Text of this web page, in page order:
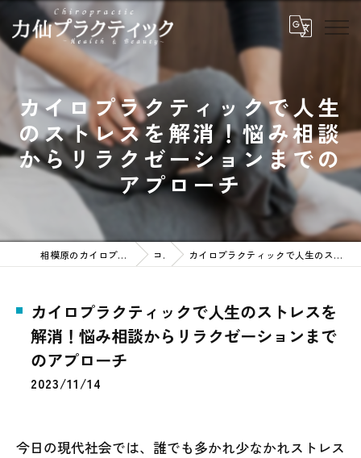
カイロプラクティックで人生
のストレスを解消！悩み相談
からリラクゼーションまでの
アプローチ
相模原のカイロプラクティックなら力仙プラクティック コラム カイロプラクティックで人生のストレスを解消！悩み相談からリラクゼーションまでのアプローチ
カイロプラクティックで人生のストレスを
解消！悩み相談からリラクゼーションまで
のアプローチ
2023/11/14
今日の現代社会では、誰でも多かれ少なかれストレス